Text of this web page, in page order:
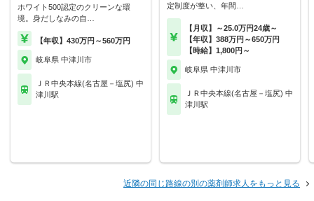
ホワイト500認定のクリーンな環
境。身だしなみの自…
【年収】430万円～560万円
岐阜県 中津川市
ＪＲ中央本線(名古屋－塩尻) 中
津川駅
定制度が整い、年間…
【月収】～25.0万円24歳～
【年収】388万円～650万円
【時給】1,800円～
岐阜県 中津川市
ＪＲ中央本線(名古屋－塩尻) 中
津川駅
近隣の同じ路線の別の薬剤師求人をもっと見る